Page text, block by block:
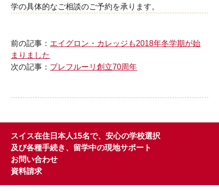
学の具体的なご相談のご予約を承ります。
前の記事： エイグロン・カレッジも2018年冬学期が始
まりました
次の記事： プレフルーリ創立70周年
スイス在住日本人15名で、安心の学校選択
及び各種手続き、留学中の現地サポート
お問い合わせ
資料請求